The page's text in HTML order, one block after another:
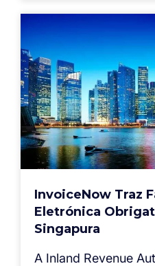
InvoiceNow Traz
Eletrónica
Singapura
A Inland Revenue